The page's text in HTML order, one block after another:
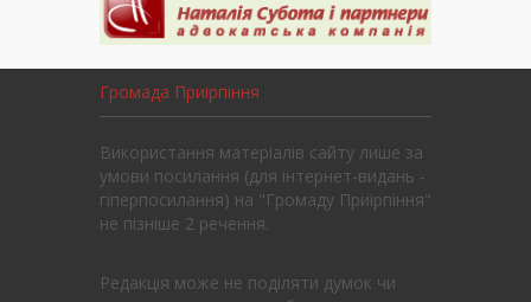
Громада Приірпіння
Використання матеріалів сайту лише за
умови посилання (для інтернет-видань -
гіперпосилання) на "Громаду Приірпіння"
не пізніше 2 речення.
Редакція може не поділяти думок чи